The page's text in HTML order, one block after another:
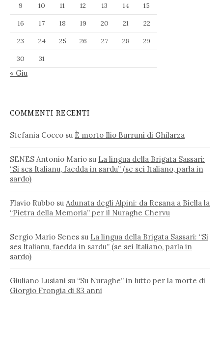
9
10 11 12 13 14
15
16
17 18 19 20 21
22
23
24 25 26 27 28
29
30
31
« Giu
COMMENTI RECENTI
Stefania Cocco su È morto Ilio Burruni di Ghilarza
SENES Antonio Mario su La lingua della Brigata Sassari:
“Si ses Italianu, faedda in sardu” (se sei Italiano, parla in
sardo)
Flavio Rubbo su Adunata degli Alpini: da Resana a Biella la
“Pietra della Memoria” per il Nuraghe Chervu
Sergio Mario Senes su La lingua della Brigata Sassari: “Si
ses Italianu, faedda in sardu” (se sei Italiano, parla in
sardo)
Giuliano Lusiani su “Su Nuraghe” in lutto per la morte di
Giorgio Frongia di 83 anni